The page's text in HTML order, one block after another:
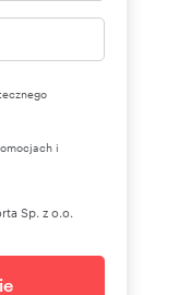
i
Sp. z o.o.